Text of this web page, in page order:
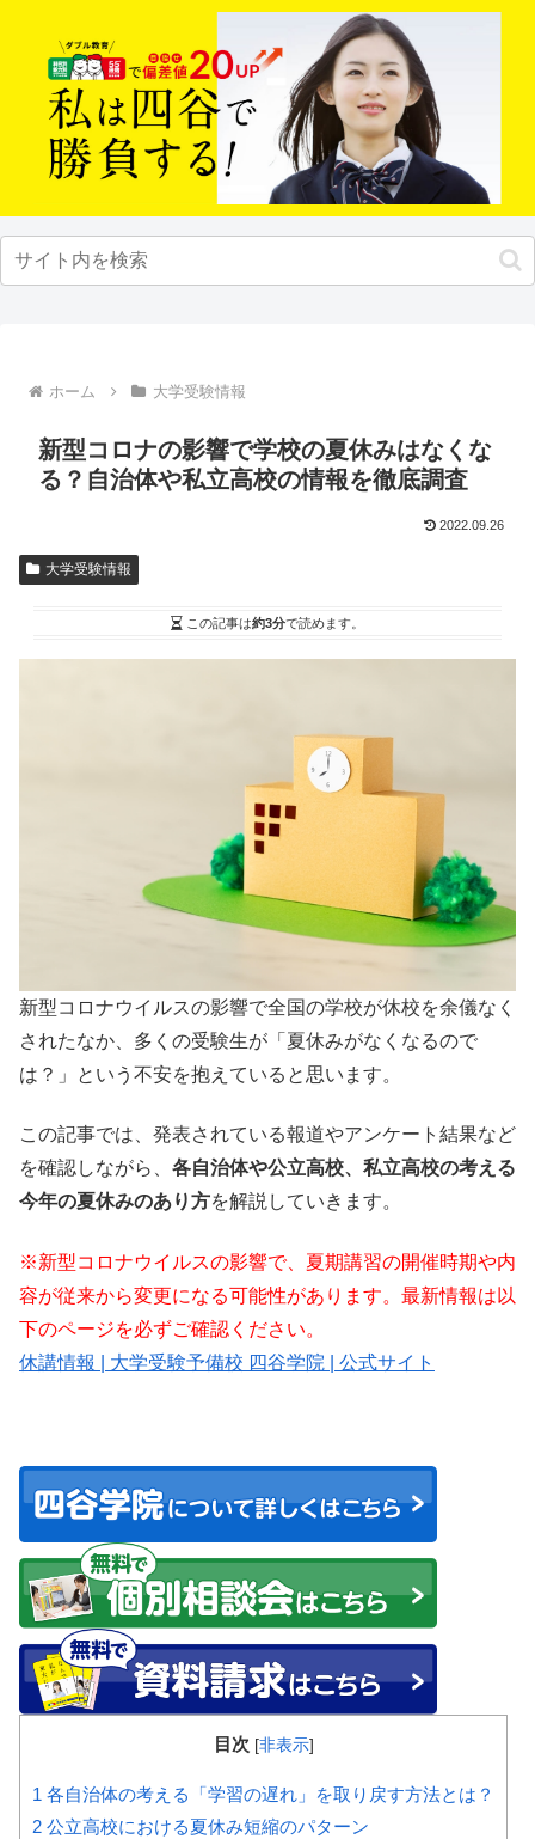
ホーム 大学受験情報
新型コロナの影響で学校の夏休みはなくな
る？自治体や私立高校の情報を徹底調査
2022.09.26
大学受験情報
この記事は約3分で読めます。
新型コロナウイルスの影響で全国の学校が休校を余儀なく
されたなか、多くの受験生が「夏休みがなくなるので
は？」という不安を抱えていると思います。
この記事では、発表されている報道やアンケート結果など
を確認しながら、 各自治体や公立高校、私立高校の考える
今年の夏休みのあり方を解説していきます。
※新型コロナウイルスの影響で、夏期講習の開催時期や内
容が従来から変更になる可能性があります。最新情報は以
下のページを必ずご確認ください。
休講情報 | 大学受験予備校 四谷学院 | 公式サイト
目次 [非表示]
1 各自治体の考える「学習の遅れ」を取り戻す方法とは？
2 公立高校における夏休み短縮のパターン